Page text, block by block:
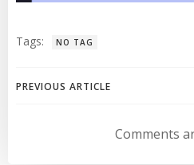
Tags: NO TAG
Post
navigation
PREVIOUS ARTICLE
Comments